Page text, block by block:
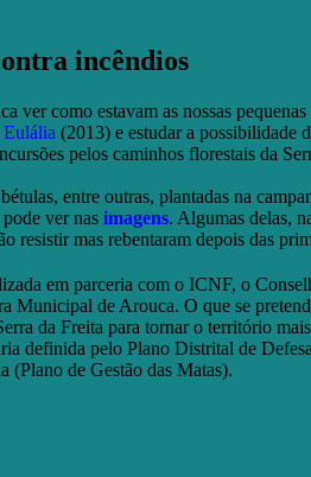
incêndios
ver como estavam as nossas
Eulália (2013) e estudar a possibilidade
pelos caminhos florestais da
entre outras, plantadas na
ver nas imagens. Algumas delas,
resistir mas rebentaram depois das
em parceria com o ICNF, o
Municipal de Arouca. O que se
da Freita para tornar o território
definida pelo Plano Distrital de
(Plano de Gestão das Matas).